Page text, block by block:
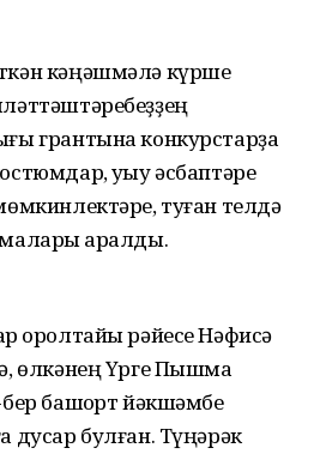
кәңәшмәлә күрше
грантына конкурстарҙа
уҡыу әсбаптәре
туған телдә
ҡаралды.
ҡоролтайы рәйесе Нәфисә
өлкәнең Үрге Пышма
башҡорт йәкшәмбе
дусар булған. Түңәрәк